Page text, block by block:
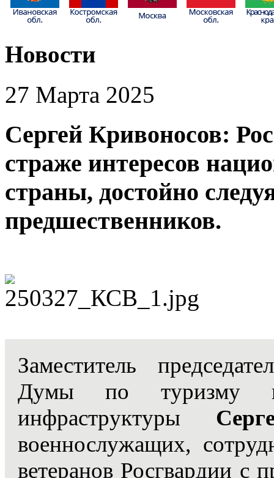
Новости
27 Марта 2025
Сергей Кривоносов:
страже интересов
страны, достойно
предшественников.
Заместитель
Думы по туризму и
инфраструктуры
военнослужащих,
ветеранов Росгвардии с